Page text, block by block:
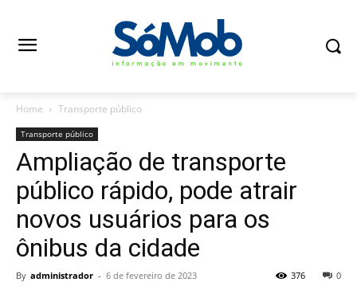
Home Transporte público
Transporte público
Ampliação de transporte
público rápido, pode atrair
novos usuários para os
ônibus da cidade
By administrador - 6 de fevereiro de 2023 0
376